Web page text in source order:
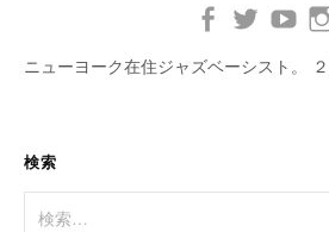
ニューヨーク在住ジャズベーシスト。
検索